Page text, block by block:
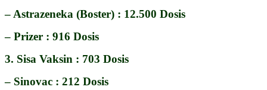
– Astrazeneka (Boster) : 12.500 Dosis
– Prizer : 916 Dosis
3. Sisa Vaksin : 703 Dosis
– Sinovac : 212 Dosis